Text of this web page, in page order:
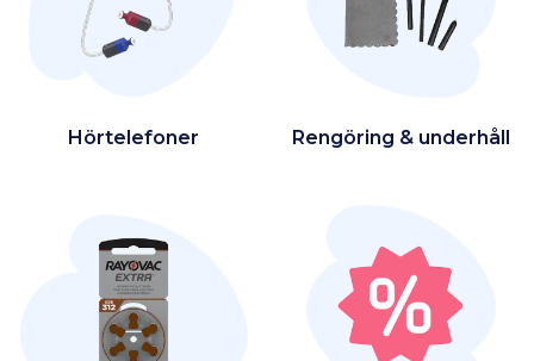
Hörtelefoner Rengöring & underhåll